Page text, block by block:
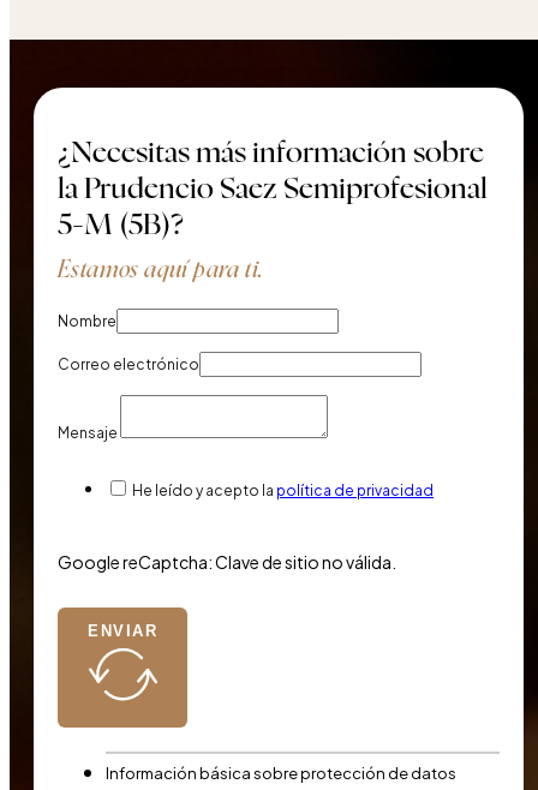
¿Necesitas más información sobre
la Prudencio Saez Semiprofesional
5-M (5B)?
Estamos aquí para ti.
Nombre
Correo electrónico
Mensaje
He leído y acepto la política de privacidad
Google reCaptcha: Clave de sitio no válida.
ENVIAR
Información básica sobre protección de datos